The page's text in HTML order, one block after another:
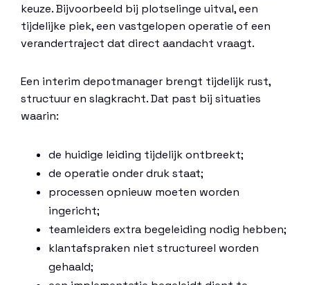
keuze. Bijvoorbeeld bij plotselinge uitval, een
tijdelijke piek, een vastgelopen operatie of een
verandertraject dat direct aandacht vraagt.
Een interim depotmanager brengt tijdelijk rust,
structuur en slagkracht. Dat past bij situaties
waarin:
de huidige leiding tijdelijk ontbreekt;
de operatie onder druk staat;
processen opnieuw moeten worden
ingericht;
teamleiders extra begeleiding nodig hebben;
klantafspraken niet structureel worden
gehaald;